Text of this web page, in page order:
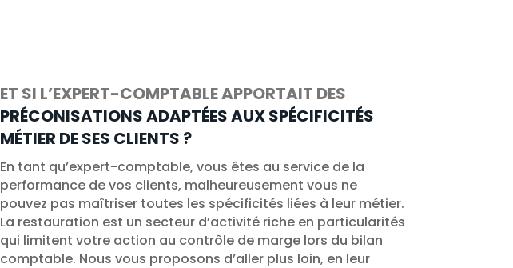
ET SI L’EXPERT-COMPTABLE APPORTAIT DES
PRÉCONISATIONS ADAPTÉES AUX SPÉCIFICITÉS
MÉTIER DE SES CLIENTS ?
En tant qu’expert-comptable, vous êtes au service de la
performance de vos clients, malheureusement vous ne
pouvez pas maîtriser toutes les spécificités liées à leur métier.
La restauration est un secteur d’activité riche en particularités
qui limitent votre action au contrôle de marge lors du bilan
comptable. Nous vous proposons d’aller plus loin, en leur